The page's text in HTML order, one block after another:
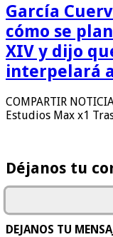
García
cómo se
XIV y dijo
interpelará
COMPARTIR
Estudios Max x1
Déjanos tu
DEJANOS TU